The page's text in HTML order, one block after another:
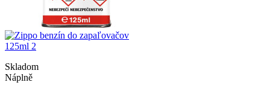
Skladom
Náplně